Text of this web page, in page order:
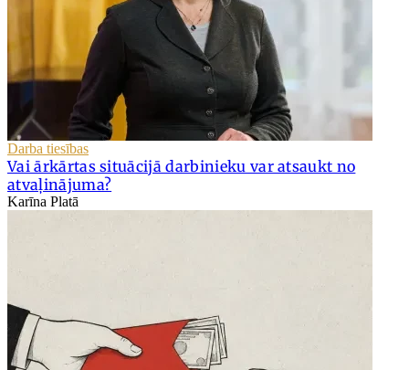
Darba tiesības
Vai ārkārtas situācijā darbinieku var atsaukt no
atvaļinājuma?
Karīna Platā